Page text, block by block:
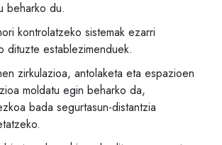
beharko du.
kontrolatzeko sistemak ezarri
dituzte establezimenduek.
zirkulazioa, antolaketa eta espazioen
moldatu egin beharko da,
bada segurtasun-distantzia